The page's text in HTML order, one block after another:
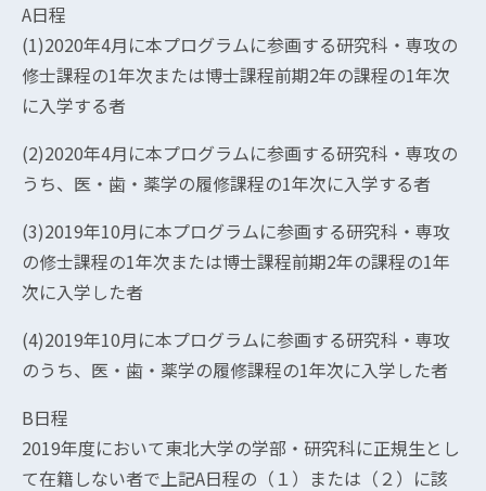
A日程
(1)2020年4月に本プログラムに参画する研究科・専攻の
修士課程の1年次または博士課程前期2年の課程の1年次
に入学する者
(2)2020年4月に本プログラムに参画する研究科・専攻の
うち、医・歯・薬学の履修課程の1年次に入学する者
(3)2019年10月に本プログラムに参画する研究科・専攻
の修士課程の1年次または博士課程前期2年の課程の1年
次に入学した者
(4)2019年10月に本プログラムに参画する研究科・専攻
のうち、医・歯・薬学の履修課程の1年次に入学した者
B日程
2019年度において東北大学の学部・研究科に正規生とし
て在籍しない者で上記A日程の（１）または（２）に該